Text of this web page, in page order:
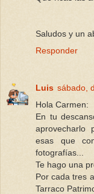
Saludos y un
Responder
Luis sábado,
Hola Carmen:
En tu
aprovecharlo
esas que
fotografías...
Te hago una
Por cada tres
Tarraco